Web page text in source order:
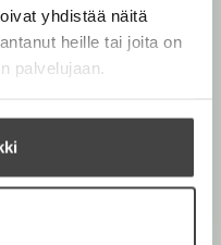
yhdistää näitä
heille tai joita on
palvelujaan.